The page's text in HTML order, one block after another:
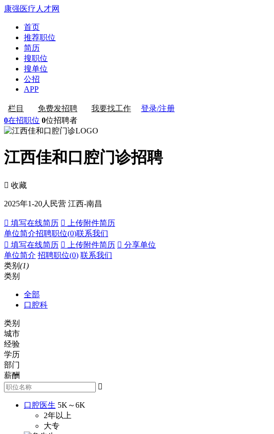
康强医疗人才网
首页
推荐职位
简历
搜职位
搜单位
公招
APP
栏目 免费发招聘 我要找工作
登录/注册
0在招职位 0位招聘者
江西佳和口腔门诊招聘
 收藏
2025年1-20人 民营 江西-南昌
 填写在线简历  上传附件简历
单位简介招聘职位(0)联系我们
 填写在线简历  上传附件简历  分享单位
单位简介 招聘职位(0) 联系我们
类别 (1)
类别
全部
口腔科
类别
城市
经验
学历
部门
薪酬

口腔医生 5K～6K
2年以上
大专